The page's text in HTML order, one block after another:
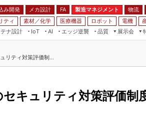
み開発 メカ設計 FA 製造マネジメント 物流
ティ 素材／化学 医療機器 ロボット 電機
ナ設計
IoT
AI
エッジ逆襲 品質
展示会
JIMTOF
IIFES
つながるクルマ
フィールドサービス
リティ対策評価制...
キュリティ対策評価制